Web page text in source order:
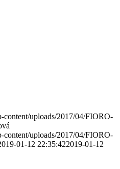
uploads/2017/04/FIORO-
uploads/2017/04/FIORO-
01-12 22:35:422019-01-12